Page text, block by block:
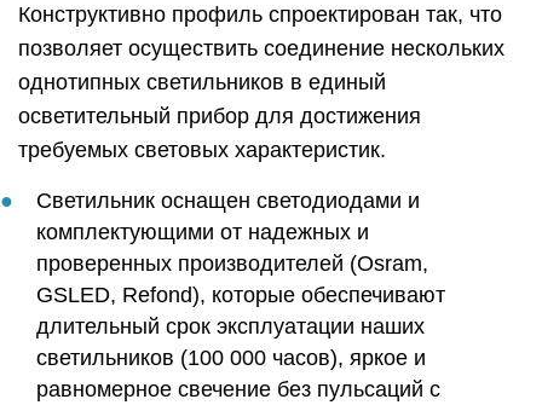
Конструктивно профиль спроектирован так, что
позволяет осуществить соединение нескольких
однотипных светильников в единый
осветительный прибор для достижения
требуемых световых характеристик.
Светильник оснащен светодиодами и
комплектующими от надежных и
проверенных производителей (Osram,
GSLED, Refond), которые обеспечивают
длительный срок эксплуатации наших
светильников (100 000 часов), яркое и
равномерное свечение без пульсаций с